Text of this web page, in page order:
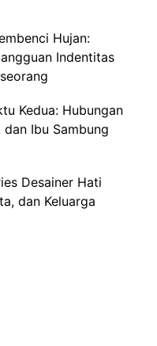
Hujan:
Indentitas
Kedua: Hubungan
Ibu Sambung
Desainer Hati
dan Keluarga